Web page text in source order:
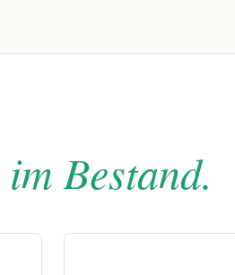
im Bestand.